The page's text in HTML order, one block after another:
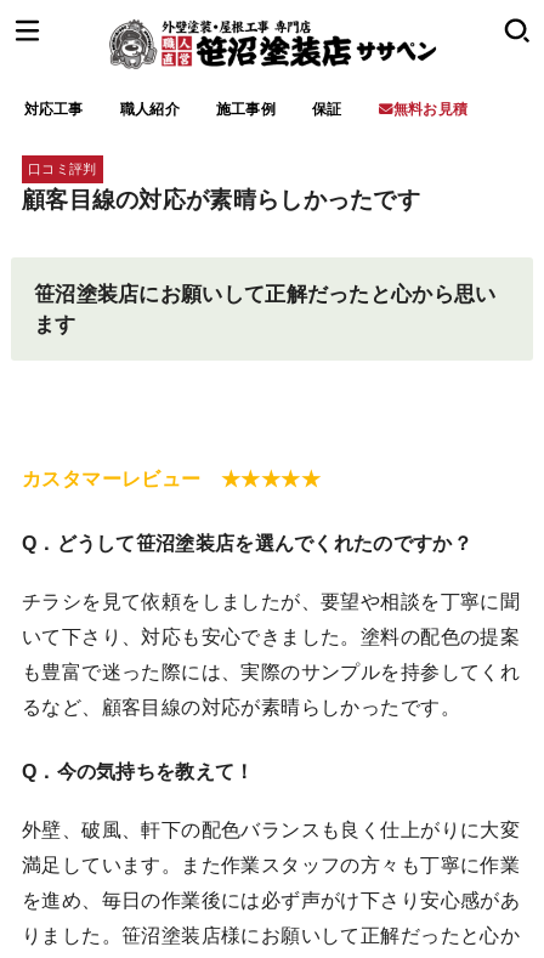
対応工事 職人紹介 施工事例 保証 無料お見積
口コミ評判
顧客目線の対応が素晴らしかったです
笹沼塗装店にお願いして正解だったと心から思い
ます
カスタマーレビュー ★★★★★
Q．どうして笹沼塗装店を選んでくれたのですか？
チラシを見て依頼をしましたが、要望や相談を丁寧に聞
いて下さり、対応も安心できました。塗料の配色の提案
も豊富で迷った際には、実際のサンプルを持参してくれ
るなど、顧客目線の対応が素晴らしかったです。
Q．今の気持ちを教えて！
外壁、破風、軒下の配色バランスも良く仕上がりに大変
満足しています。また作業スタッフの方々も丁寧に作業
を進め、毎日の作業後には必ず声がけ下さり安心感があ
りました。笹沼塗装店様にお願いして正解だったと心か